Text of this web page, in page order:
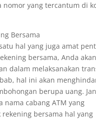
nomor yang tercantum di
Bersama
hal yang juga amat
bersama, Anda akan
dalam melaksanakan
hal ini akan
berupa uang.
nama cabang ATM yang
bersama hal yang